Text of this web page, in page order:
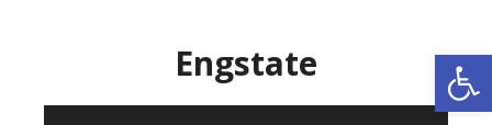
פתח סרגל נגישות Engstate